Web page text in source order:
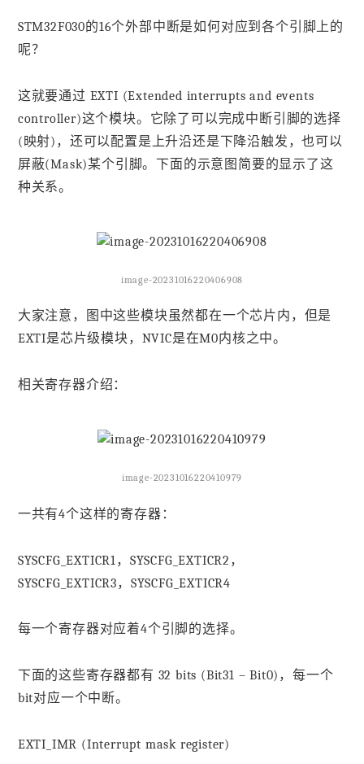
STM32F030的16个外部中断是如何对应到各个引脚上的
呢？
这就要通过 EXTI (Extended interrupts and events
controller)这个模块。它除了可以完成中断引脚的选择
(映射)，还可以配置是上升沿还是下降沿触发，也可以
屏蔽(Mask)某个引脚。下面的示意图简要的显示了这
种关系。
image-20231016220406908
大家注意，图中这些模块虽然都在一个芯片内，但是
EXTI是芯片级模块，NVIC是在M0内核之中。
相关寄存器介绍：
image-20231016220410979
一共有4个这样的寄存器：
SYSCFG_EXTICR1，SYSCFG_EXTICR2，
SYSCFG_EXTICR3，SYSCFG_EXTICR4
每一个寄存器对应着4个引脚的选择。
下面的这些寄存器都有 32 bits (Bit31 – Bit0)，每一个
bit对应一个中断。
EXTI_IMR (Interrupt mask register)